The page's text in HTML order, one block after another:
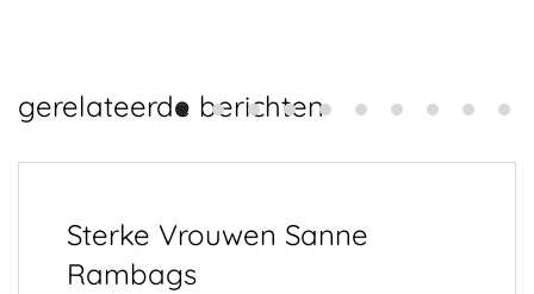
gerelateerde berichten
Sterke Vrouwen Sanne
Rambags